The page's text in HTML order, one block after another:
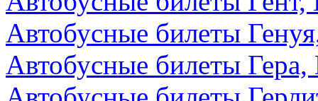
Автобусные билеты
Автобусные билеты Гера,